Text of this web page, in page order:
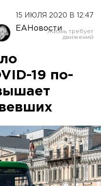
15 ИЮЛЯ 2020 В 12:47
ЕАНовости
19 по-